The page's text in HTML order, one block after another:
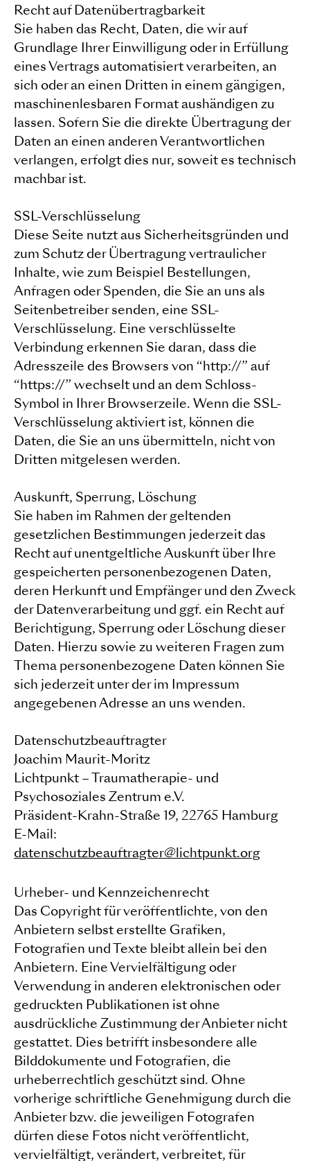
Recht auf Datenübertragbarkeit
Sie haben das Recht, Daten, die wir auf
Grundlage Ihrer Einwilligung oder in Erfüllung
eines Vertrags automatisiert verarbeiten, an
sich oder an einen Dritten in einem gängigen,
maschinenlesbaren Format aushändigen zu
lassen. Sofern Sie die direkte Übertragung der
Daten an einen anderen Verantwortlichen
verlangen, erfolgt dies nur, soweit es technisch
machbar ist.
SSL-Verschlüsselung
Diese Seite nutzt aus Sicherheitsgründen und
zum Schutz der Übertragung vertraulicher
Inhalte, wie zum Beispiel Bestellungen,
Anfragen oder Spenden, die Sie an uns als
Seitenbetreiber senden, eine SSL-
Verschlüsselung. Eine verschlüsselte
Verbindung erkennen Sie daran, dass die
Adresszeile des Browsers von “http://” auf
“https://” wechselt und an dem Schloss-
Symbol in Ihrer Browserzeile. Wenn die SSL-
Verschlüsselung aktiviert ist, können die
Daten, die Sie an uns übermitteln, nicht von
Dritten mitgelesen werden.
Auskunft, Sperrung, Löschung
Sie haben im Rahmen der geltenden
gesetzlichen Bestimmungen jederzeit das
Recht auf unentgeltliche Auskunft über Ihre
gespeicherten personenbezogenen Daten,
deren Herkunft und Empfänger und den Zweck
der Datenverarbeitung und ggf. ein Recht auf
Berichtigung, Sperrung oder Löschung dieser
Daten. Hierzu sowie zu weiteren Fragen zum
Thema personenbezogene Daten können Sie
sich jederzeit unter der im Impressum
angegebenen Adresse an uns wenden.
Datenschutzbeauftragter
Joachim Maurit-Moritz
Lichtpunkt – Traumatherapie- und
Psychosoziales Zentrum e.V.
Präsident-Krahn-Straße 19, 22765 Hamburg
E-Mail:
datenschutzbeauftragter@lichtpunkt.org
Urheber- und Kennzeichenrecht
Das Copyright für veröffentlichte, von den
Anbietern selbst erstellte Grafiken,
Fotografien und Texte bleibt allein bei den
Anbietern. Eine Vervielfältigung oder
Verwendung in anderen elektronischen oder
gedruckten Publikationen ist ohne
ausdrückliche Zustimmung der Anbieter nicht
gestattet. Dies betrifft insbesondere alle
Bilddokumente und Fotografien, die
urheberrechtlich geschützt sind. Ohne
vorherige schriftliche Genehmigung durch die
Anbieter bzw. die jeweiligen Fotografen
dürfen diese Fotos nicht veröffentlicht,
vervielfältigt, verändert, verbreitet, für